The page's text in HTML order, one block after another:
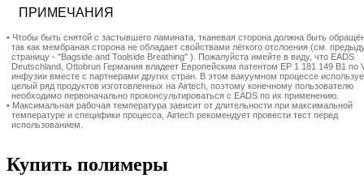
ПРИМЕЧАНИЯ
• Чтобы быть снятой с застывшего ламината, тканевая сторона должна быть
так как мембраная сторона не обладает свойствами лёгкого отслоения (см.
страницу - "Bagside and Toolside Breathing" ). Пожалуйста имейте в виду, что EADS
Deutschland, Ottobrun Германия владеет Европейским патентом EP 1 181 149 B1 по
инфузии вместе с партнерами других стран. В этом вакуумном процессе
целый ряд продуктов изготовленных на Airtech, поэтому конечному пользователю
необходимо первоначально проконсультироваться с EADS по их применению.
• Максимальная рабочая температура зависит от длительности при максимальной
температуре и специфики процесса, Airtech рекомендует провести тест перед
использованием.
Купить полимеры